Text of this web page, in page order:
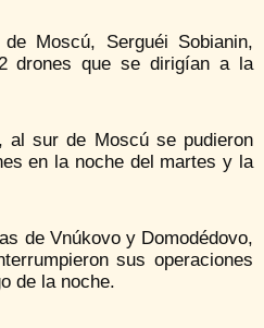
Moscú, Serguéi Sobianin,
drones que se dirigían a la
al sur de Moscú se pudieron
en la noche del martes y la
de Vnúkovo y Domodédovo,
sus operaciones
de la noche.